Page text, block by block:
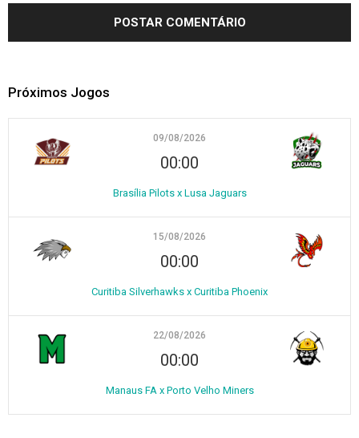
Próximos Jogos
09/08/2026
00:00
Brasília Pilots x Lusa Jaguars
15/08/2026
00:00
Curitiba Silverhawks x Curitiba Phoenix
22/08/2026
00:00
Manaus FA x Porto Velho Miners